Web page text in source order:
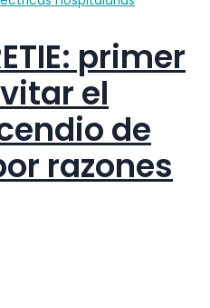
primer
el
de
razones